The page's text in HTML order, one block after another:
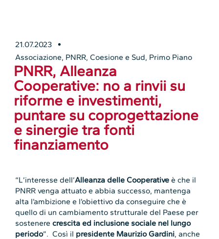
21.07.2023
Associazione, PNRR, Coesione e Sud, Primo Piano
PNRR, Alleanza
Cooperative: no a rinvii su
riforme e investimenti,
puntare su coprogettazione
e sinergie tra fonti
finanziamento
“L’interesse dell’Alleanza delle Cooperative è che il
PNRR venga attuato e abbia successo, mantenga
alta l’ambizione e l’obiettivo da conseguire che è
quello di un cambiamento strutturale del Paese per
sostenerecrescita ed inclusione sociale nel lungo
periodo”. Così il presidente Maurizio Gardini, anche